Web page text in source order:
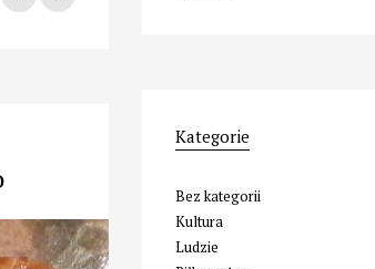
Kategorie
Bez kategorii
Kultura
Ludzie